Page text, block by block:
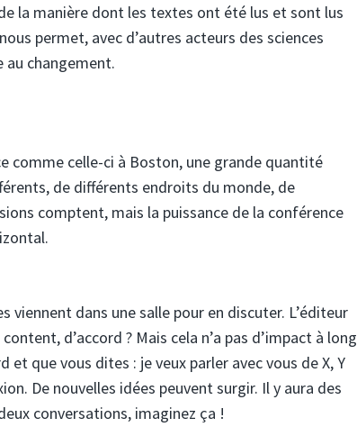
la manière dont les textes ont été lus et sont lus
permet, avec d’autres acteurs des sciences
changement.
comme celle-ci à Boston, une grande quantité
de différents endroits du monde, de
comptent, mais la puissance de la conférence
viennent dans une salle pour en discuter. L’éditeur
d’accord ? Mais cela n’a pas d’impact à long
que vous dites : je veux parler avec vous de X, Y
De nouvelles idées peuvent surgir. Il y aura des
conversations, imaginez ça !